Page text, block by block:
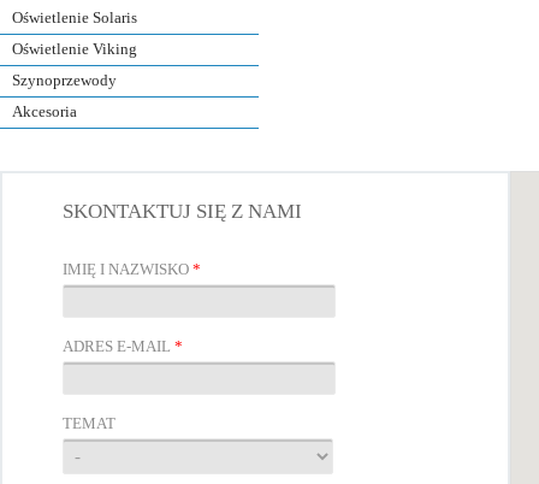
Oświetlenie Solaris
Oświetlenie Viking
Szynoprzewody
Akcesoria
SKONTAKTUJ SIĘ Z NAMI
IMIĘ I NAZWISKO *
ADRES E-MAIL *
TEMAT